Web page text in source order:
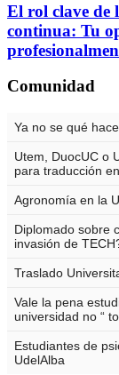
El rol clave de
continua: Tu
Comunidad